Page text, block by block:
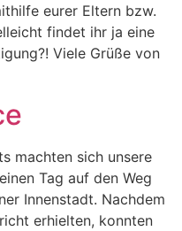
eurer Eltern bzw.
findet ihr ja eine
Viele Grüße von
machten sich unsere
Tag auf den Weg
Innenstadt. Nachdem
erhielten, konnten